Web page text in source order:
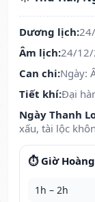
Dương lịch:
Âm lịch:24/
Can chi:Ngày:
Tiết khí:Đại
Ngày Thanh
xấu, tài lộc
⏱️ Giờ
1h – 2h